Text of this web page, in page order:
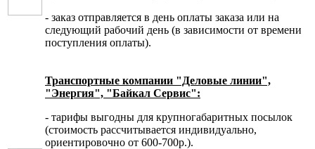
- заказ отправляется в день оплаты заказа или на
следующий рабочий день (в зависимости от времени
поступления оплаты).
Транспортные компании "Деловые линии",
"Энергия", "Байкал Сервис":
- тарифы выгодны для крупногабаритных посылок
(стоимость рассчитывается индивидуально,
ориентировочно от 600-700р.).